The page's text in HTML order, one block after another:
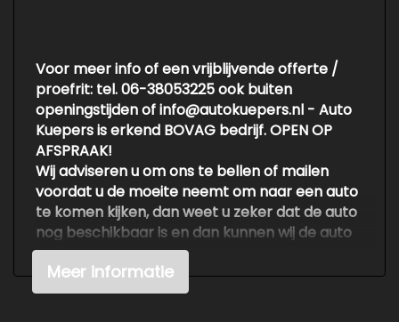
Bestuurdersairbag
Elektronische remkrachtverdeling
Passagiersairbag
Zij airbag(s) voor
Voor meer info of een vrijblijvende offerte /
proefrit: tel. 06-38053225 ook buiten
openingstijden of info@autokuepers.nl - Auto
Kuepers is erkend BOVAG bedrijf. OPEN OP
AFSPRAAK!
Wij adviseren u om ons te bellen of mailen
voordat u de moeite neemt om naar een auto
te komen kijken, dan weet u zeker dat de auto
nog beschikbaar is en dan kunnen wij de auto
klaarzetten voor een vrijblijvende testrit.
Voor meer en betere foto's kijk op de
Meer informatie